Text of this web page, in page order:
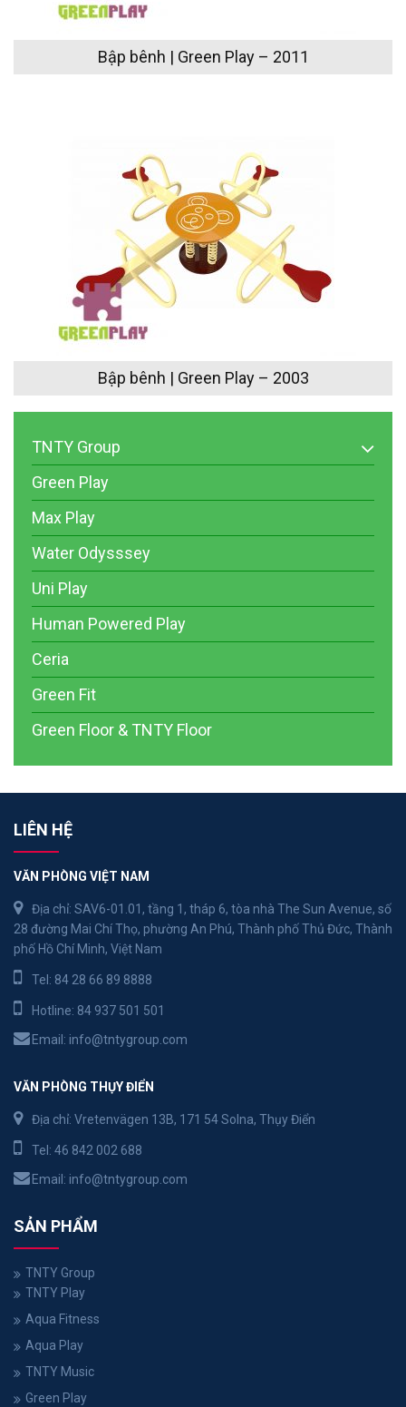
Bập bênh | Green Play – 2011
Bập bênh | Green Play – 2003
TNTY Group
Green Play
Max Play
Water Odysssey
Uni Play
Human Powered Play
Ceria
Green Fit
Green Floor & TNTY Floor
LIÊN HỆ
VĂN PHÒNG VIỆT NAM
Địa chỉ: SAV6-01.01, tầng 1, tháp 6, tòa nhà The Sun Avenue, số
28 đường Mai Chí Thọ, phường An Phú, Thành phố Thủ Đức, Thành
phố Hồ Chí Minh, Việt Nam
Tel: 84 28 66 89 8888
Hotline: 84 937 501 501
Email: info@tntygroup.com
VĂN PHÒNG THỤY ĐIỂN
Địa chỉ: Vretenvägen 13B, 171 54 Solna, Thụy Điển
Tel: 46 842 002 688
Email: info@tntygroup.com
SẢN PHẨM
TNTY Group
TNTY Play
Aqua Fitness
Aqua Play
TNTY Music
Green Play